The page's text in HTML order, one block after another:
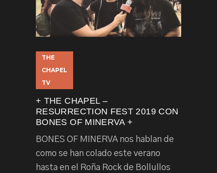
THE
CHAPEL
TV
+ THE CHAPEL –
RESURRECTION FEST 2019 CON
BONES OF MINERVA +
BONES OF MINERVA nos hablan de
como se han colado este verano
hasta en el Roña Rock de Bollullos